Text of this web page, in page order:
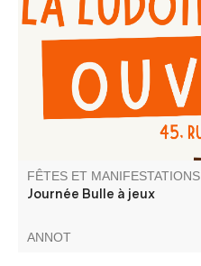
Ludothèque Bulles à jeux
FÊTES ET MANIFESTATIONS
Journée Bulle à jeux
ANNOT